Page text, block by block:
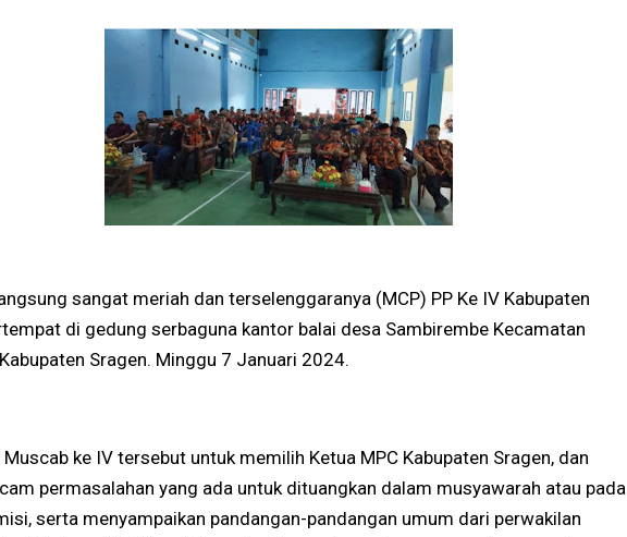
sangat meriah dan terselenggaranya (MCP) PP Ke IV Kabupaten
di gedung serbaguna kantor balai desa Sambirembe Kecamatan
Sragen. Minggu 7 Januari 2024.
ke IV tersebut untuk memilih Ketua MPC Kabupaten Sragen, dan
permasalahan yang ada untuk dituangkan dalam musyawarah atau pada
serta menyampaikan pandangan-pandangan umum dari perwakilan